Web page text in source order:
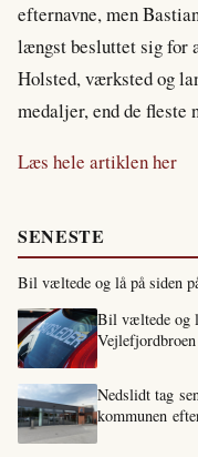
efternavne, men
længst besluttet sig for
Holsted, værksted og
medaljer, end de fleste
Læs hele artiklen her
SENESTE
Bil væltede og lå på siden
Bil væltede og
Vejlefjordbroen
Nedslidt tag
kommunen